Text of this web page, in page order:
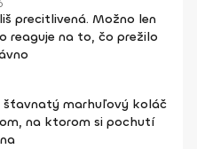
precitlivená. Možno len
reaguje na to, čo prežilo
šťavnatý marhuľový koláč
na ktorom si pochutí